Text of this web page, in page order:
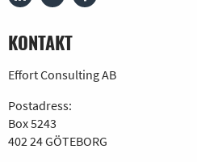
KONTAKT
Effort Consulting AB
Postadress:
Box 5243
402 24 GÖTEBORG